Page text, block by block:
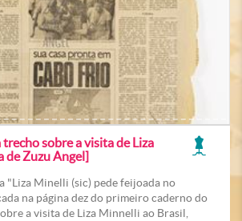
sobre a visita de Liza
de Zuzu Angel]
"Liza Minelli (sic) pede feijoada no
na página dez do primeiro caderno do
a visita de Liza Minnelli ao Brasil,